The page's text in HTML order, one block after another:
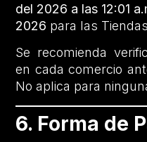
del 2026 a las 12:01
2026 para las
Se recomienda
en cada comercio
No aplica para
6. Forma de